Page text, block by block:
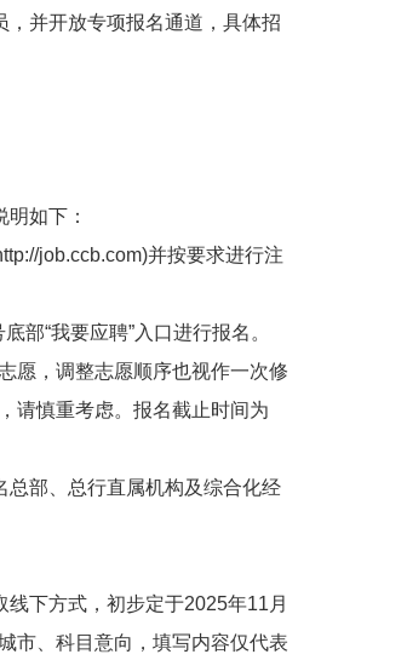
并开放专项报名通道，具体招
如下：
job.ccb.com)并按要求进行注
“我要应聘”入口进行报名。
，调整志愿顺序也视作一次修
请慎重考虑。报名截止时间为
部、总行直属机构及综合化经
下方式，初步定于2025年11月
市、科目意向，填写内容仅代表